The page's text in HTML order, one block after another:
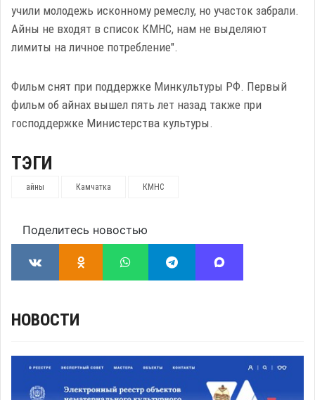
учили молодежь исконному ремеслу, но участок забрали.
Айны не входят в список КМНС, нам не выделяют
лимиты на личное потребление".
Фильм снят при поддержке Минкультуры РФ. Первый
фильм об айнах вышел пять лет назад также при
господдержке Министерства культуры.
ТЭГИ
айны Камчатка КМНС
Поделитесь новостью
НОВОСТИ